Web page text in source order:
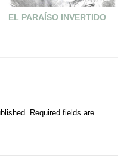
EL PARAÍSO INVERTIDO
Required fields are